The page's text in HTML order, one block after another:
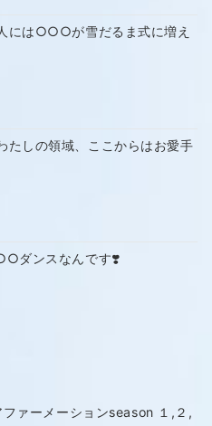
には○○○が雪だるま式に増え
たしの領域、ここからはお愛手
ダンスなんです❣️
ファーメーションseason １,２,